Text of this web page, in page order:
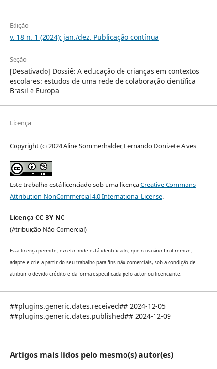
Edição
v. 18 n. 1 (2024): jan./dez. Publicação contínua
Seção
[Desativado] Dossiê: A educação de crianças em contextos
escolares: estudos de uma rede de colaboração científica
Brasil e Europa
Licença
Copyright (c) 2024 Aline Sommerhalder, Fernando Donizete Alves
Este trabalho está licenciado sob uma licençaCreative Commons
Attribution-NonCommercial 4.0 International License.
Licença CC-BY-NC
(Atribuição Não Comercial)
Essa licença permite, exceto onde está identificado, que o usuário final remixe,
adapte e crie a partir do seu trabalho para fins não comerciais, sob a condição de
atribuir o devido crédito e da forma especificada pelo autor ou licenciante.
##plugins.generic.dates.received## 2024-12-05
##plugins.generic.dates.published## 2024-12-09
Artigos mais lidos pelo mesmo(s) autor(es)